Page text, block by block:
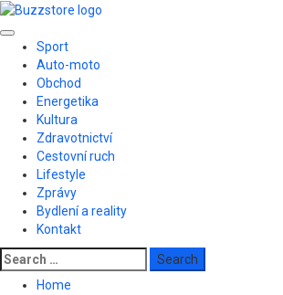
Skip
content
Primary
Menu
Sport
Auto-moto
Obchod
Energetika
Kultura
Zdravotnictví
Cestovní ruch
Lifestyle
Zprávy
Bydlení a reality
Kontakt
Search
for:
Home